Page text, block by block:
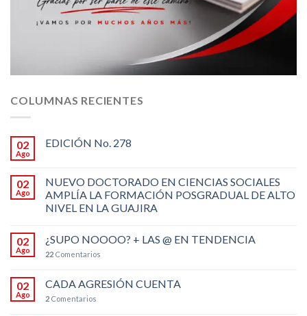
COLUMNAS RECIENTES
02
Ago
EDICIÓN No. 278
02
Ago
NUEVO DOCTORADO EN CIENCIAS SOCIALES
AMPLÍA LA FORMACIÓN POSGRADUAL DE ALTO
NIVEL EN LA GUAJIRA
02
Ago
¿SUPO NOOOO? + LAS @ EN TENDENCIA
22 Comentarios
02
Ago
CADA AGRESIÓN CUENTA
2 Comentarios